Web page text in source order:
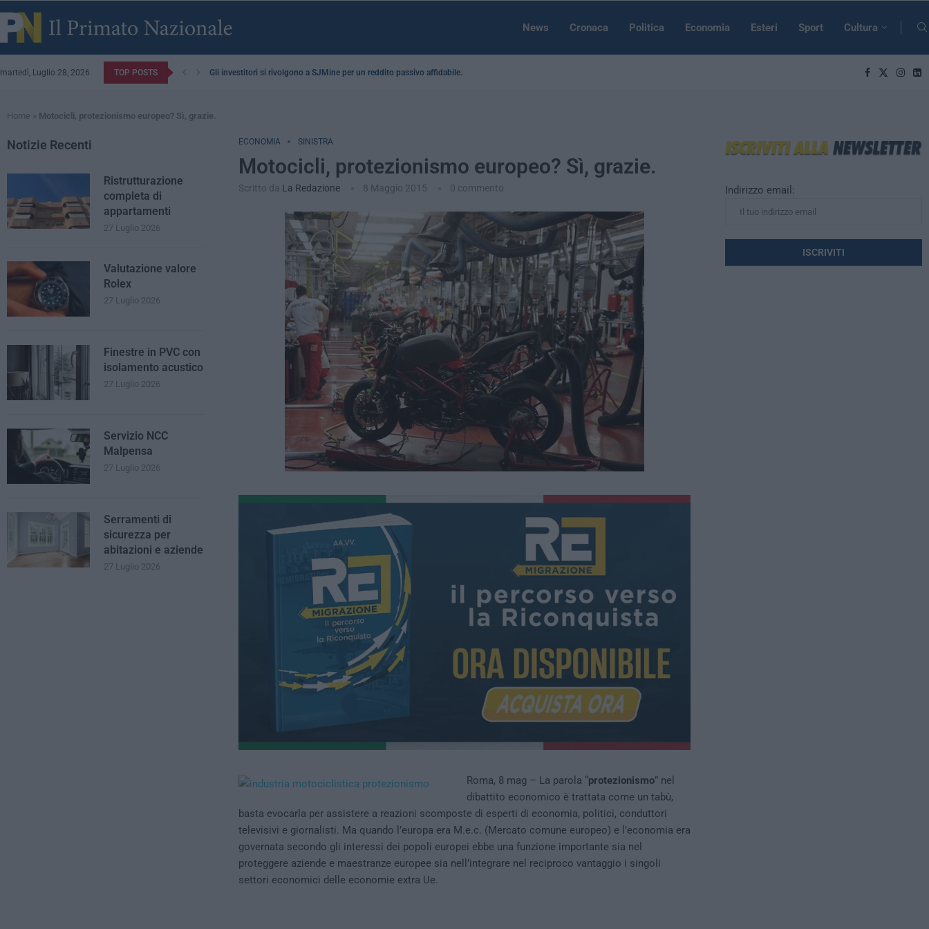
News Cronaca Politica Economia Esteri Sport Cultura
martedì, Luglio 28, 2026 TOP POSTS Gli investitori si rivolgono a SJMine per un reddito passivo affidabile...
Home » Motocicli, protezionismo europeo? Sì, grazie.
ECONOMIA SINISTRA
Motocicli, protezionismo europeo? Sì, grazie.
Scritto da La Redazione 8 Maggio 2015 0 commento
Roma, 8 mag – La parola “protezionismo” nel
dibattito economico è trattata come un tabù,
basta evocarla per assistere a reazioni scomposte di esperti di economia, politici, conduttori
televisivi e giornalisti. Ma quando l’europa era M.e.c. (Mercato comune europeo) e l’economia era
governata secondo gli interessi dei popoli europei ebbe una funzione importante sia nel
proteggere aziende e maestranze europee sia nell’integrare nel reciproco vantaggio i singoli
settori economici delle economie extra Ue.
Indirizzo email:
Notizie Recenti
Ristrutturazione
completa di
appartamenti
27 Luglio 2026
Valutazione valore
Rolex
27 Luglio 2026
Finestre in PVC con
isolamento acustico
27 Luglio 2026
Servizio NCC
Malpensa
27 Luglio 2026
Serramenti di
sicurezza per
abitazioni e aziende
27 Luglio 2026